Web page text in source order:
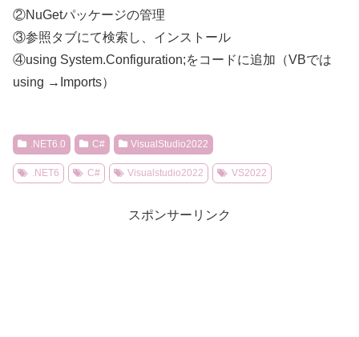
②NuGetパッケージの管理
③参照タブにて検索し、インストール
④using System.Configuration;をコードに追加（VBでは
using →Imports）
.NET6.0 C# VisualStudio2022
.NET6 C# Visualstudio2022 VS2022
スポンサーリンク